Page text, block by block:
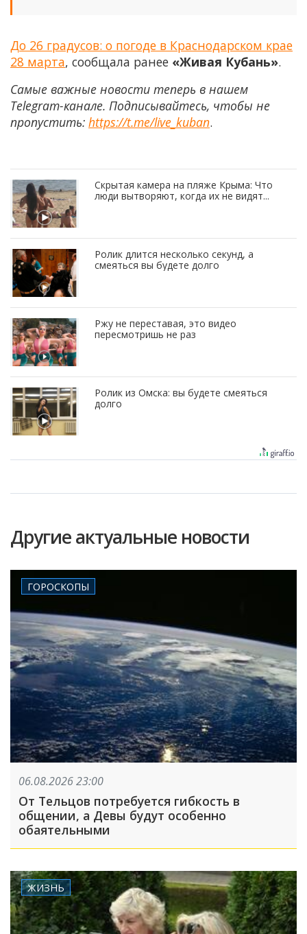
До 26 градусов: о погоде в Краснодарском крае
28 марта, сообщала ранее «Живая Кубань».
Самые важные новости теперь в нашем
Telegram-канале. Подписывайтесь, чтобы не
пропустить: https://t.me/live_kuban.
Скрытая камера на пляже Крыма: Что
люди вытворяют, когда их не видят...
Ролик длится несколько секунд, а
смеяться вы будете долго
Ржу не переставая, это видео
пересмотришь не раз
Ролик из Омска: вы будете смеяться
долго
Другие актуальные новости
ГОРОСКОПЫ
06.08.2026 23:00
От Тельцов потребуется гибкость в
общении, а Девы будут особенно
обаятельными
ЖИЗНЬ